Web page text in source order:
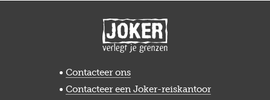
Contacteer ons
Contacteer een Joker-reiskantoor